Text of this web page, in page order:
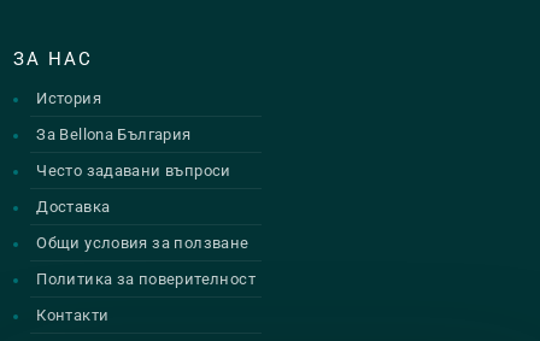
ЗА НАС
История
За Bellona България
Често задавани въпроси
Доставка
Общи условия за ползване
Политика за поверителност
Контакти